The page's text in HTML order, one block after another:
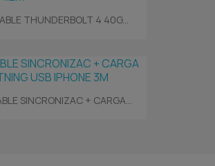
THUNDERBOLT 4 40G...
SINCRONIZAC + CARGA...